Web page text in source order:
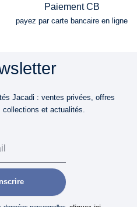
Paiement CB
payez par carte bancaire en ligne
Jacadi : ventes privées, offres
et actualités.